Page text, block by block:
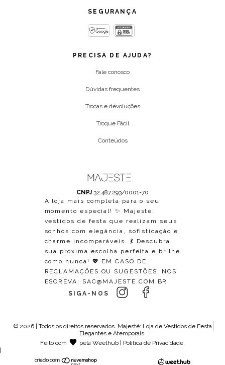
SEGURANÇA
PRECISA DE AJUDA?
Fale conosco
Dúvidas frequentes
Trocas e devoluções
Troque Fácil
Conteúdos
CNPJ 32.487.293/0001-70
A loja mais completa para o seu
momento especial! ✨ Majesté:
vestidos de festa que realizam seus
sonhos com elegância, sofisticação e
charme incomparáveis. 💃 Descubra
sua próxima escolha perfeita e brilhe
como nunca! 💖 EM CASO DE
RECLAMAÇÕES OU SUGESTÕES, NOS
ESCREVA: SAC@MAJESTE.COM.BR
SIGA-NOS
© 2026 | Todos os direitos reservados. Majesté: Loja de Vestidos de Festa
Elegantes e Atemporais.
Feito com
pelaWeethub Política de Privacidade.
|